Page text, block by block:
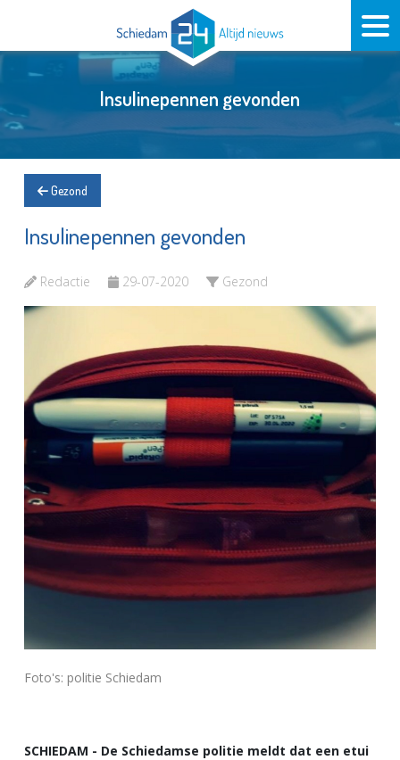
Insulinepennen gevonden
Gezond
Insulinepennen gevonden
Redactie 29-07-2020 Gezond
Foto's: politie Schiedam
SCHIEDAM - De Schiedamse politie meldt dat een etui